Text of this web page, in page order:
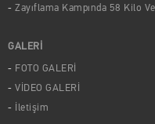
Zayıflama Kampında 58 Kilo
GALERİ
FOTO GALERİ
VİDEO GALERİ
İletişim